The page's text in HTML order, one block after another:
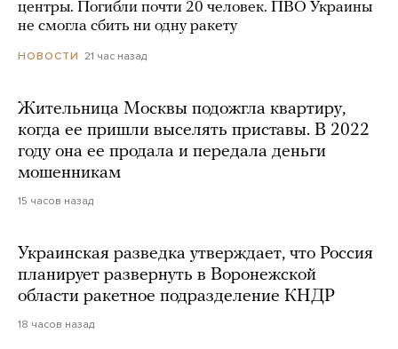
центры. Погибли почти 20 человек. ПВО Украины
не смогла сбить ни одну ракету
НОВОСТИ 21 час назад
Жительница Москвы подожгла квартиру,
когда ее пришли выселять приставы. В 2022
году она ее продала и передала деньги
мошенникам
15 часов назад
Украинская разведка утверждает, что Россия
планирует развернуть в Воронежской
области ракетное подразделение КНДР
18 часов назад